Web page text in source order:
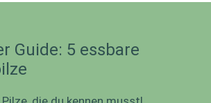
Guide: 5 essbare